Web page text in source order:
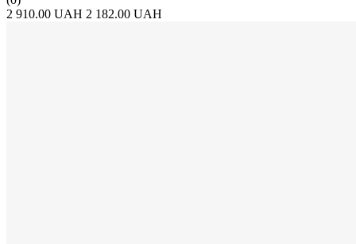
2 910.00 UAH 2 182.00 UAH